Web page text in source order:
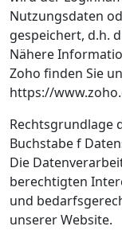
Nutzungsdaten
gespeichert, d.h.
Nähere
Zoho finden Sie
https://
Rechtsgrundlage
Buchstabe f
Die
berechtigten
und
unserer Website.